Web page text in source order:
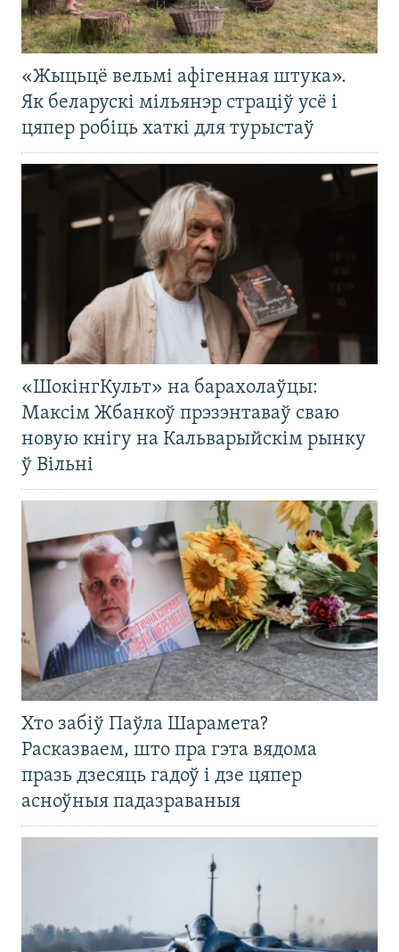
«Жыцьцё вельмі афігенная штука».
Як беларускі мільянэр страціў усё і
цяпер робіць хаткі для турыстаў
«ШокінгКульт» на барахолаўцы:
Максім Жбанкоў прэзэнтаваў сваю
новую кнігу на Кальварыйскім рынку
ў Вільні
Хто забіў Паўла Шарамета?
Расказваем, што пра гэта вядома
празь дзесяць гадоў і дзе цяпер
асноўныя падазраваныя